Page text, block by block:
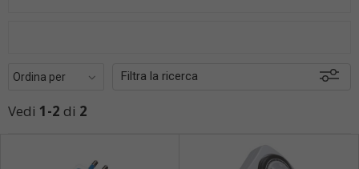
Filtra la ricerca
Vedi 1-2 di 2